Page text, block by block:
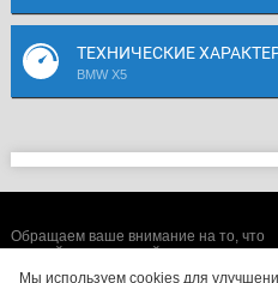
ТЕХНИЧЕСКИЕ
BMW X5
Мы используем cookies для
Обращаем ваше внимание на то, что
данный интернет-сайт носит
информационный характер и ни при